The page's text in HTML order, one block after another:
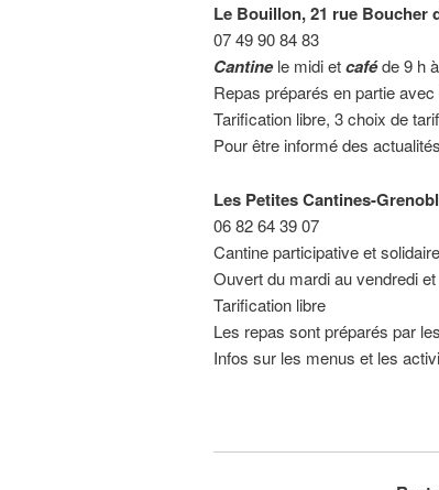
Le Bouillon, 21 rue Boucher
07 49 90 84 83
Cantinele midi etcaféde 9 h
Repas préparés en partie
Tarification libre, 3 choix de
Pour être informé des
Les Petites Cantines-
06 82 64 39 07
Cantine participative et solidaire
Ouvert du mardi au vendredi
Tarification libre
Les repas sont préparés par
Infos sur les menus et les